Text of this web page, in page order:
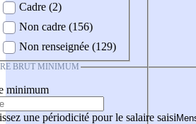
Cadre (2)
Non cadre (156)
Non renseignée (129)
BRUT MINIMUM
minimum
une périodicité pour le salaire saisi